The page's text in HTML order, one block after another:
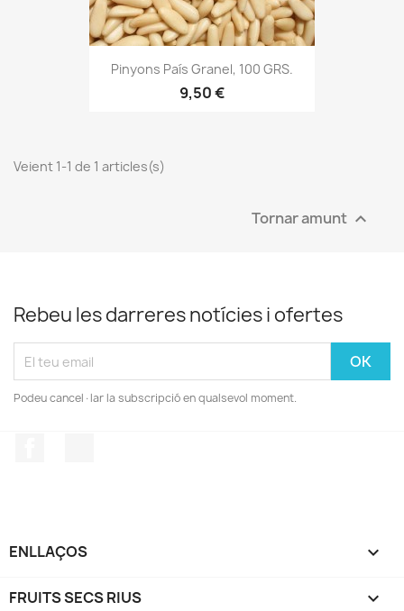
Pinyons País Granel, 100 GRS.
9,50 €
Veient 1-1 de 1 articles(s)
Tornar amunt 
Rebeu les darreres notícies i ofertes
Podeu cancel·lar la subscripció en qualsevol moment.
ENLLAÇOS 
FRUITS SECS RIUS 